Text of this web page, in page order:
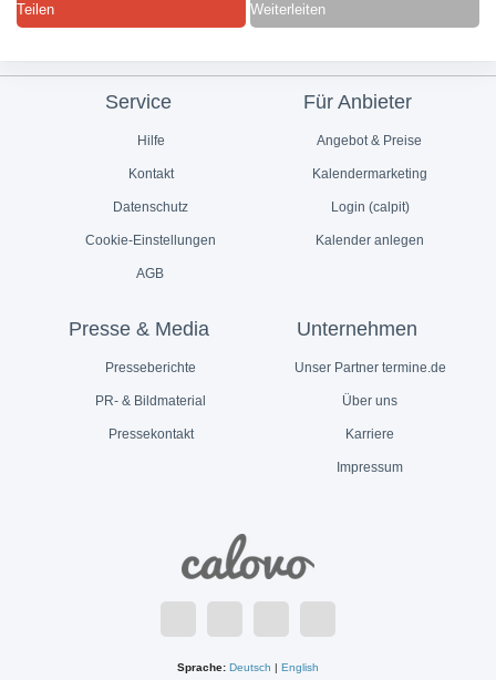
Teilen Weiterleiten
Service
Hilfe
Kontakt
Datenschutz
Cookie-Einstellungen
AGB
Für Anbieter
Angebot & Preise
Kalendermarketing
Login (calpit)
Kalender anlegen
Presse & Media
Presseberichte
PR- & Bildmaterial
Pressekontakt
Unternehmen
Unser Partner termine.de
Über uns
Karriere
Impressum
Sprache: Deutsch | English